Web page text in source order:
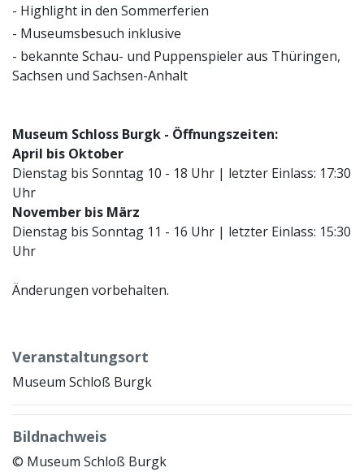
- Highlight in den Sommerferien
- Museumsbesuch inklusive
- bekannte Schau- und Puppenspieler aus Thüringen,
Sachsen und Sachsen-Anhalt
Museum Schloss Burgk - Öffnungszeiten:
April bis Oktober
Dienstag bis Sonntag 10 - 18 Uhr | letzter Einlass: 17:30
Uhr
November bis März
Dienstag bis Sonntag 11 - 16 Uhr | letzter Einlass: 15:30
Uhr
Änderungen vorbehalten.
Veranstaltungsort
Museum Schloß Burgk
Bildnachweis
© Museum Schloß Burgk